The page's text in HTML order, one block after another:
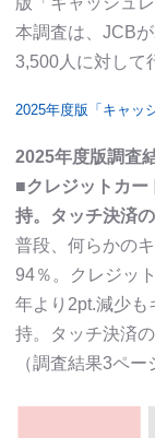
本調査は、JCB
3,500人に対して
2025年度版「キャッ
2025年度版調査
■クレジットカー
持。タッチ決済
普段、何らかの
94％。クレジッ
年より2pt.減少も
持。タッチ決済
（調査結果3ペー